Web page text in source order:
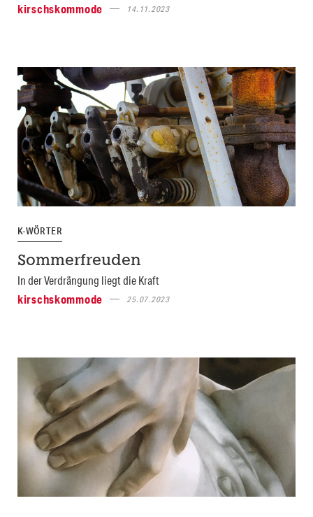
kirschskommode
14.11.2023
K-WÖRTER
Sommerfreuden
In der Verdrängung liegt die Kraft
kirschskommode
25.07.2023